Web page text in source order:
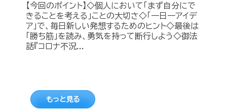
【今回のポイント】◇個人において「まず自分にで
きることを考える」ことの大切さ◇「一日一アイデ
ア」で、毎日新しい発想するためのヒント◇最後は
「勝ち筋」を読み、勇気を持って断行しよう◇御法
話『コロナ不況...
もっと見る